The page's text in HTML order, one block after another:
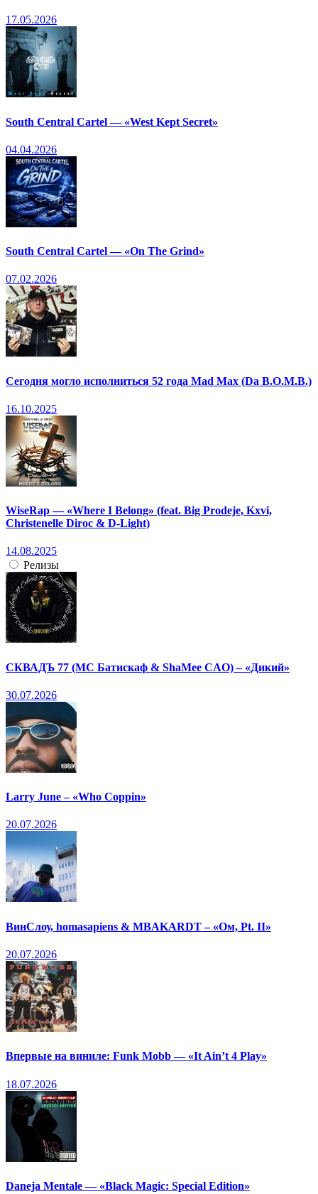
17.05.2026
South Central Cartel — «West Kept Secret»
04.04.2026
South Central Cartel — «On The Grind»
07.02.2026
Сегодня могло исполниться 52 года Mad Max (Da B.O.M.B.)
16.10.2025
WiseRap — «Where I Belong» (feat. Big Prodeje, Kxvi,
Christenelle Diroc & D-Light)
14.08.2025
Релизы
СКВАДЪ 77 (МС Батискаф & ShaMee CAO) – «Дикий»
30.07.2026
Larry June – «Who Coppin»
20.07.2026
ВинСлоу, homasapiens & MBAKARDT – «Ом, Pt. II»
20.07.2026
Впервые на виниле: Funk Mobb — «It Ain’t 4 Play»
18.07.2026
Daneja Mentale — «Black Magic: Special Edition»